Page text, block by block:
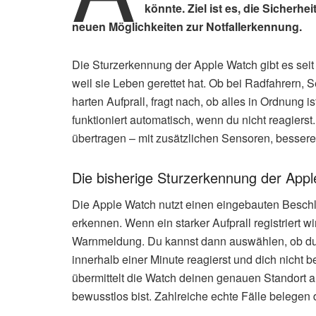
könnte. Ziel ist es, die
neuen Möglichkeiten zur Notfallerkennung.
Die Sturzerkennung der Apple Watch gibt es
weil sie Leben gerettet hat. Ob bei Radfahrern,
harten Aufprall, fragt nach, ob alles in Ordnung
funktioniert automatisch, wenn du nicht
übertragen – mit zusätzlichen Sensoren,
Die bisherige Sturzerkennung der
Die Apple Watch nutzt einen eingebauten
erkennen. Wenn ein starker Aufprall registriert
Warnmeldung. Du kannst dann auswählen, ob
innerhalb einer Minute reagierst und dich nicht
übermittelt die Watch deinen genauen Standort
bewusstlos bist. Zahlreiche echte Fälle belegen